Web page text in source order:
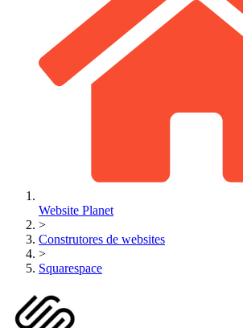
Website Planet
>
Construtores de websites
>
Squarespace